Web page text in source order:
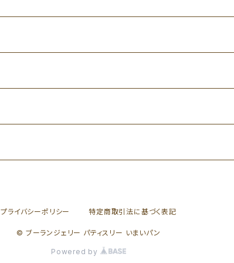
プライバシーポリシー 特定商取引法に基づく表記
© ブーランジェリー パティスリー いまいパン
Powered by